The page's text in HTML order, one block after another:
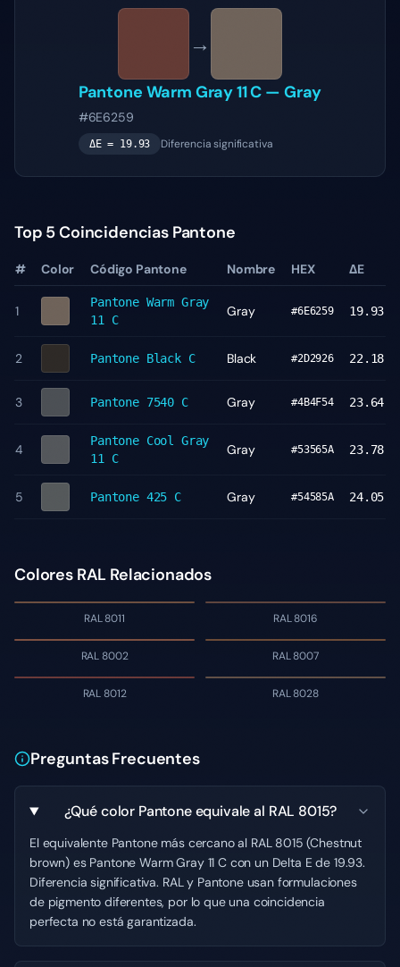
→
Pantone Warm Gray 11 C — Gray
#6E6259
ΔE = 19.93 Diferencia significativa
Top 5 Coincidencias Pantone
# Color Código Pantone Nombre HEX ΔE
1
Pantone Warm Gray
11 C
Gray #6E6259 19.93
2 Pantone Black C Black #2D2926 22.18
3 Pantone 7540 C Gray #4B4F54 23.64
4
Pantone Cool Gray
11 C
Gray #53565A 23.78
5 Pantone 425 C Gray #54585A 24.05
Colores RAL Relacionados
RAL 8011 RAL 8016
RAL 8002 RAL 8007
RAL 8012 RAL 8028
Preguntas Frecuentes
¿Qué color Pantone equivale al RAL 8015?
El equivalente Pantone más cercano al RAL 8015 (Chestnut
brown) es Pantone Warm Gray 11 C con un Delta E de 19.93.
Diferencia significativa. RAL y Pantone usan formulaciones
de pigmento diferentes, por lo que una coincidencia
perfecta no está garantizada.